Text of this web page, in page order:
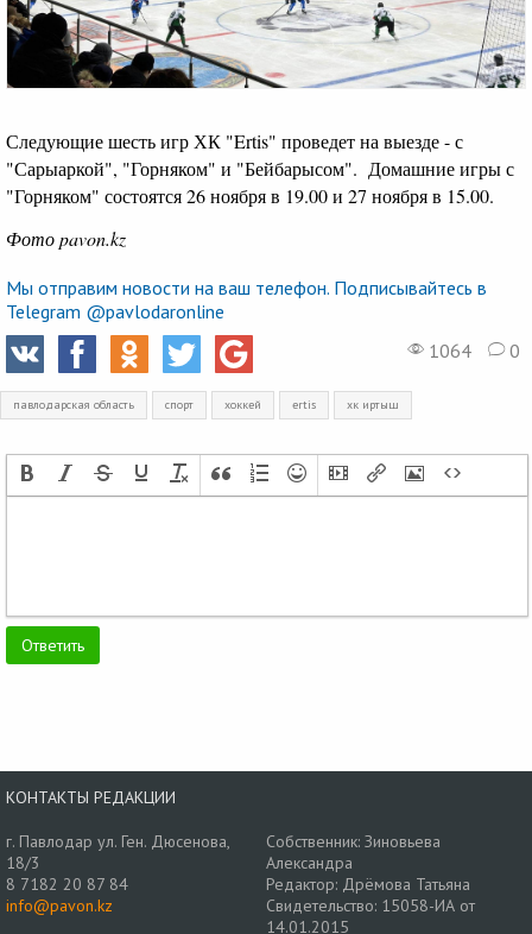
Следующие шесть игр ХК "Ertis" проведет на выезде - с
"Сарыаркой", "Горняком" и "Бейбарысом". Домашние игры с
"Горняком" состоятся 26 ноября в 19.00 и 27 ноября в 15.00.
Фото pavon.kz
Мы отправим новости на ваш телефон. Подписывайтесь в
Telegram @pavlodaronline
1064
0
павлодарская область спорт хоккей ertis хк иртыш
КОНТАКТЫ РЕДАКЦИИ
г. Павлодар ул. Ген. Дюсенова,
18/3
8 7182 20 87 84
info@pavon.kz
Собственник: Зиновьева
Александра
Редактор: Дрёмова Татьяна
Свидетельство: 15058-ИА от
14.01.2015